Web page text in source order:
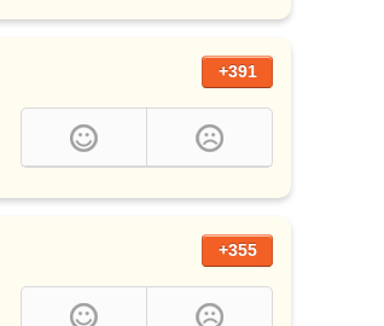
+391
+355